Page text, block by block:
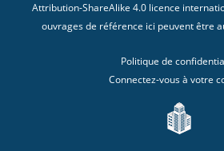
Attribution-ShareAlike 4.0 licence
ouvrages de référence ici peuvent être
Politique de
Connectez-vous à votre